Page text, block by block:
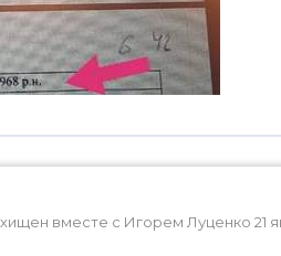
вместе с Игорем Луценко 21